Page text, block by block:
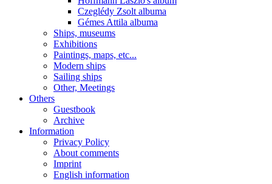
Czeglédy Zsolt albuma
Gémes Attila albuma
Ships, museums
Exhibitions
Paintings, maps, etc...
Modern ships
Sailing ships
Other, Meetings
Others
Guestbook
Archive
Information
Privacy Policy
About comments
Imprint
English information